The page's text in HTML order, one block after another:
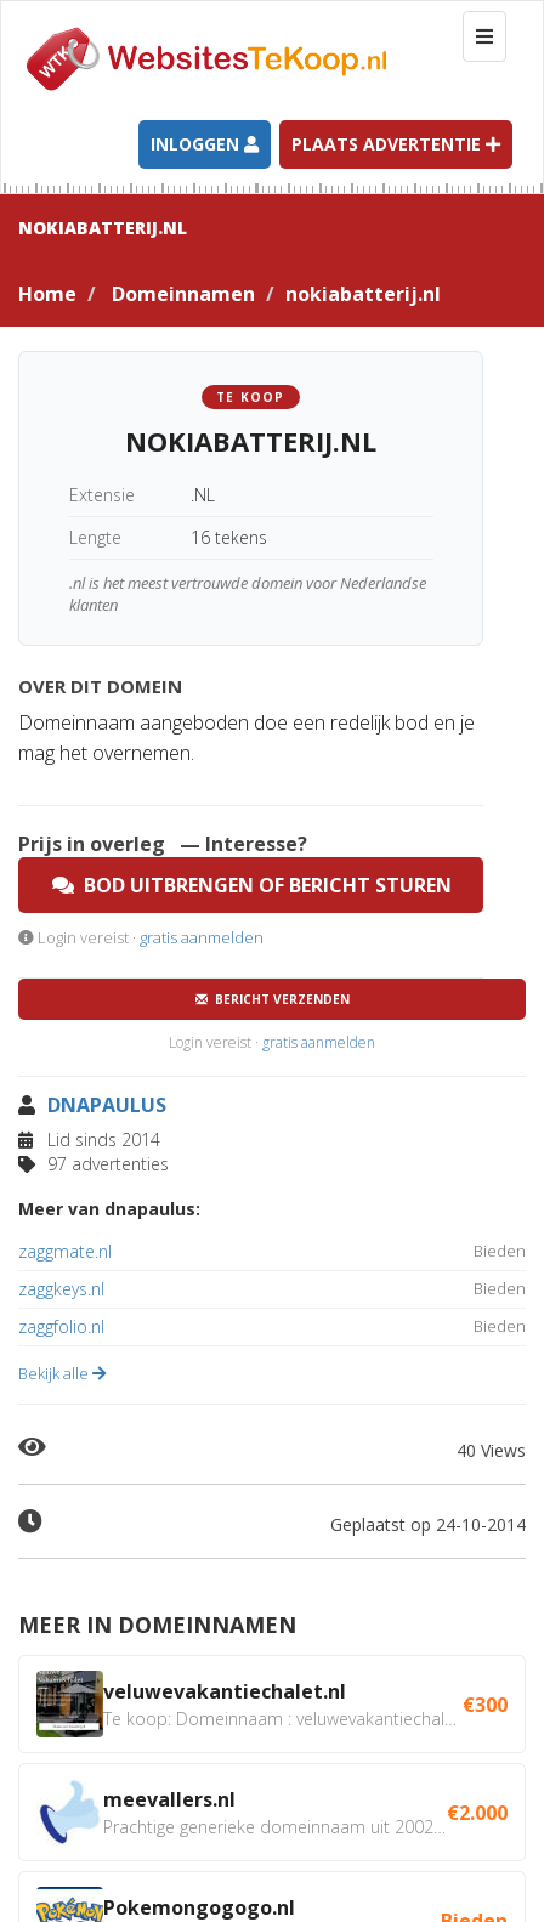
T
o
g
l
e
n
a
t
INLOGGEN PLAATS ADVERTENTIE
NOKIABATTERIJ.NL
Home Domeinnamen nokiabatterij.nl
TE KOOP
NOKIABATTERIJ.NL
Extensie
.NL
Lengte
16 tekens
.nl is het meest vertrouwde domein voor Nederlandse
klanten
OVER DIT DOMEIN
Domeinnaam aangeboden doe een redelijk bod en je
mag het overnemen.
Prijs in overleg
— Interesse?
BOD UITBRENGEN OF BERICHT STUREN
Login vereist · gratis aanmelden
BERICHT VERZENDEN
Login vereist · gratis aanmelden
DNAPAULUS
Lid sinds 2014
97 advertenties
Meer van dnapaulus:
zaggmate.nl
Bieden
zaggkeys.nl Bieden
zaggfolio.nl Bieden
Bekijk alle
40 Views
Geplaatst op 24-10-2014
MEER IN DOMEINNAMEN
veluwevakantiechalet.nl €300
meevallers.nl €2.000
Pokemongogogo.nl